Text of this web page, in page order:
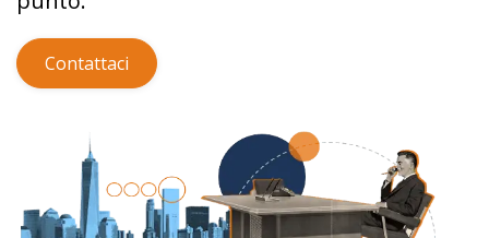
Contattaci